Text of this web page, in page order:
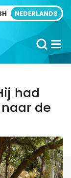
NEDERLANDS
had
de